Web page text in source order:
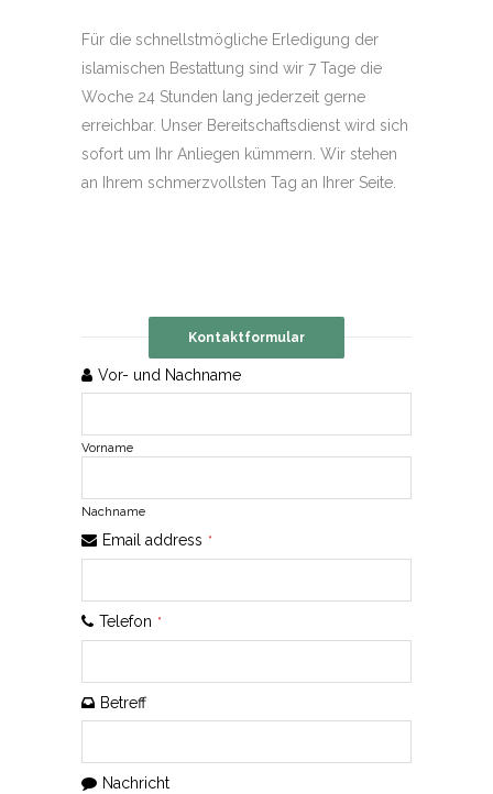
Für die schnellstmögliche Erledigung der
islamischen Bestattung sind wir 7 Tage die
Woche 24 Stunden lang jederzeit gerne
erreichbar. Unser Bereitschaftsdienst wird sich
sofort um Ihr Anliegen kümmern. Wir stehen
an Ihrem schmerzvollsten Tag an Ihrer Seite.
Kontaktformular
Vor- und Nachname
Vorname
Nachname
Email address *
Telefon *
Betreff
Email *
Nachricht